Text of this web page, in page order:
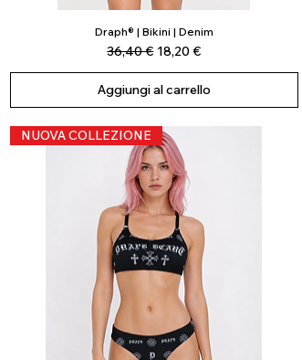
Vista rapida
Draph® | Bikini | Denim
Prezzo regolare
36,40 € Prezzo scontato
18,20 €
Aggiungi al carrello
NUOVA COLLEZIONE